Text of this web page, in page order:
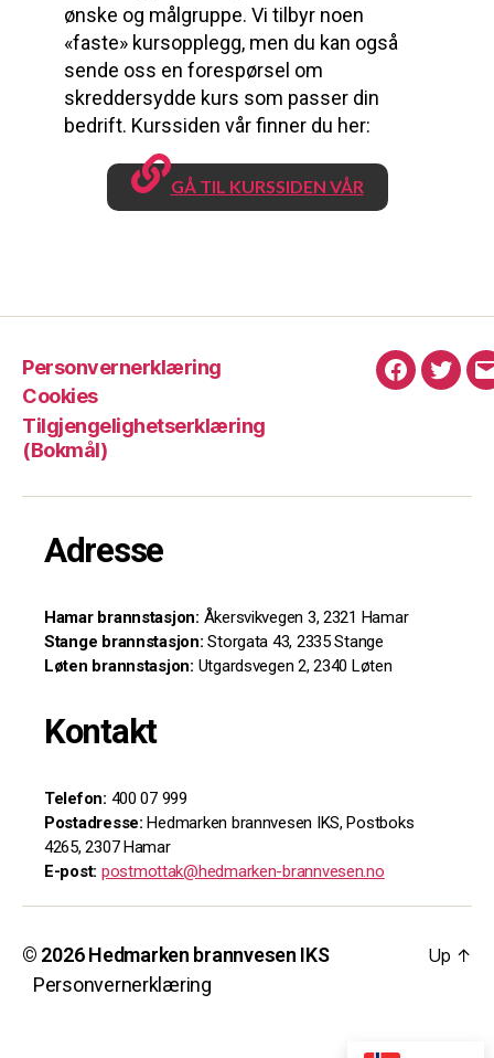
ønske og målgruppe. Vi tilbyr noen
«faste» kursopplegg, men du kan også
sende oss en forespørsel om
skreddersydde kurs som passer din
bedrift. Kurssiden vår finner du her:
GÅ TIL KURSSIDEN VÅR
Personvernerklæring
Cookies
Tilgjengelighetserklæring
(Bokmål)
Facebook
Adresse
Hamar brannstasjon: Åkersvikvegen 3, 2321 Hamar
Stange brannstasjon:Storgata 43, 2335 Stange
Løten brannstasjon: Utgardsvegen 2, 2340 Løten
Kontakt
Telefon: 400 07 999
Postadresse: Hedmarken brannvesen IKS, Postboks
4265, 2307 Hamar
E-post: postmottak@hedmarken-brannvesen.no
© 2026Hedmarken brannvesen IKS
Personvernerklæring
Up ↑